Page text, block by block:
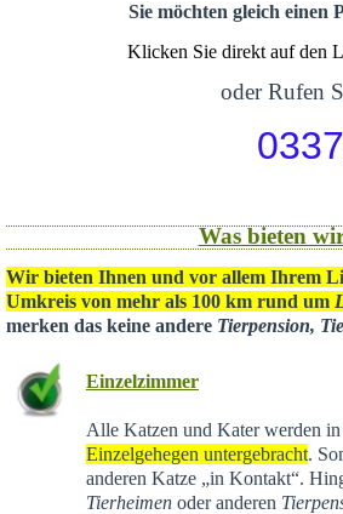
Sie möchten gleich einen
Klicken Sie direkt auf den
oder Rufen
Was bieten
Wir bieten Ihnen und vor allem Ihrem
Umkreis von mehr als 100 km rund um
merken das keine andere Tierpension,
Einzelzimmer
Alle Katzen und Kater werden in
Einzelgehegen untergebracht.
anderen Katze „in Kontakt“.
Tierheimenoder anderen